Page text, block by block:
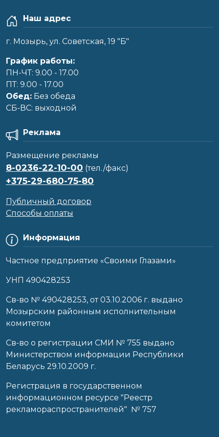
Наш адрес
г. Мозырь, ул. Советская, 19 "Б"
График работы:
ПН-ЧТ: 9.00 - 17.00
ПТ: 9.00 - 17.00
Обед: Без обеда
CБ-ВС: выходной
Информация
Частное предприятие «Своими Глазами»
УНП 490428253
Cв-во № 490428253, от 03.10.2006 г. выдано
Мозырским районным исполнительным
комитетом
Св-во о регистрации СМИ № 755 выдано
Министерством информации Республики
Беларусь 29.10.2009 г.
Регистрация в государственном
информационном ресурсе "Реестр
рекламораспространителей" № 757
Реклама
Размещение рекламы
8-0236-22-10-00 (тел./факс)
+375-29-680-75-80
Публичный договор
Способы оплаты